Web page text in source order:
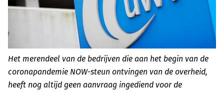
Het merendeel van de bedrijven die aan het begin van de
coronapandemie NOW-steun ontvingen van de overheid,
heeft nog altijd geen aanvraag ingediend voor de